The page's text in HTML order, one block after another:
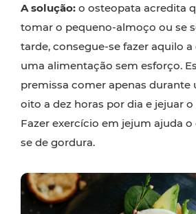
A solução: o osteopata acredita
tomar o pequeno-almoço ou se
tarde, consegue-se fazer aquilo
uma alimentação sem esforço.
premissa comer apenas durante
oito a dez horas por dia e jejuar
Fazer exercício em jejum ajuda
se de gordura.